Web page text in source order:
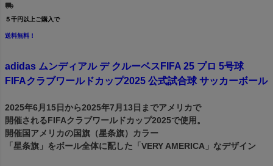
５千円以上ご購入で
送料無料！
adidas ムンディアル デ クルーベスFIFA 25 プロ 5号球
FIFAクラブワールドカップ2025 公式試合球 サッカーボール
2025年6月15日から2025年7月13日までアメリカで
開催されるFIFAクラブワールドカップ2025で使用。
開催国アメリカの国旗（星条旗）カラー
「星条旗」をボール全体に配した「VERY AMERICA」なデザイン